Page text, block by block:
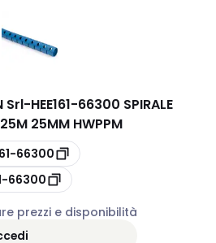
Srl-HEE161-66300 SPIRALE
25M 25MM HWPPM
66300
66300
prezzi e disponibilità